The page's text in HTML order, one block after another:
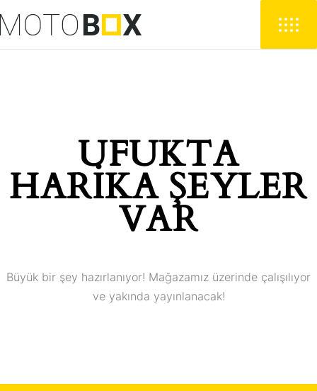
UFUKTA
HARIKA ŞEYLER
VAR
Büyük bir şey hazırlanıyor! Mağazamız üzerinde çalışılıyor
ve yakında yayınlanacak!